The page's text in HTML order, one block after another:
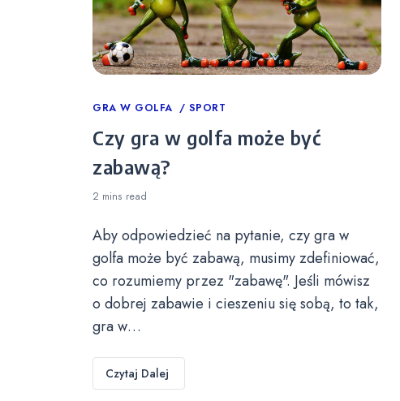
Categories
GRA W GOLFA SPORT
Czy gra w golfa może być
zabawą?
2 mins read
Aby odpowiedzieć na pytanie, czy gra w
golfa może być zabawą, musimy zdefiniować,
co rozumiemy przez "zabawę". Jeśli mówisz
o dobrej zabawie i cieszeniu się sobą, to tak,
gra w…
Czytaj Dalej